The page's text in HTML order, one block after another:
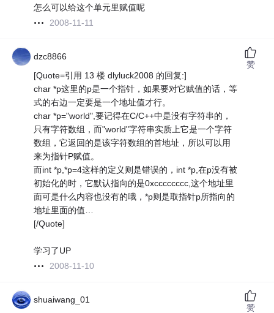
怎么可以给这个单元里赋值呢
2008-11-11
dzc8866
[Quote=引用 13 楼 dlyluck2008 的回复:]
char *p这里的p是一个指针，如果要对它赋值的话，等
式的右边一定要是一个地址值才行。
char *p="world",要记得在C/C++中是没有字符串的，
只有字符数组，而"world"字符串实质上它是一个字符
数组，它返回的是该字符数组的首地址，所以可以用
来为指针P赋值。
而int *p,*p=4这样的定义则是错误的，int *p,在p没有被
初始化的时，它默认指向的是0xcccccccc,这个地址里
面可是什么内容也没有的哦，*p则是取指针p所指向的
地址里面的值…
[/Quote]
学习了UP
2008-11-10
赞
shuaiwang_01
赞